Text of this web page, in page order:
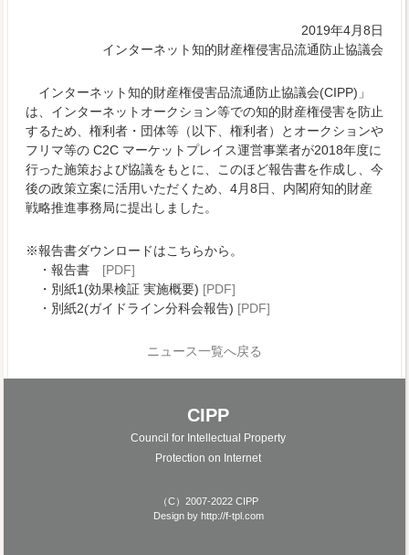
2019年4月8日
インターネット知的財産権侵害品流通防止協議会
インターネット知的財産権侵害品流通防止協議会(CIPP)」
は、インターネットオークション等での知的財産権侵害を防止
するため、権利者・団体等（以下、権利者）とオークションや
フリマ等の C2C マーケットプレイス運営事業者が2018年度に
行った施策および協議をもとに、このほど報告書を作成し、今
後の政策立案に活用いただくため、4月8日、内閣府知的財産
戦略推進事務局に提出しました。
※報告書ダウンロードはこちらから。
・報告書 [PDF]
・別紙1(効果検証 実施概要) [PDF]
・別紙2(ガイドライン分科会報告) [PDF]
ニュース一覧へ戻る
CIPP
Council for Intellectual Property
Protection on Internet
（C）2007-2022 CIPP
Design by http://f-tpl.com